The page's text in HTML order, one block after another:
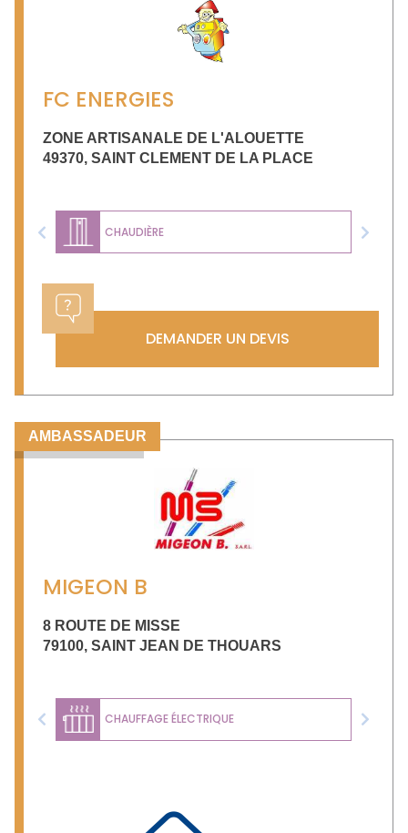
FC ENERGIES
ZONE ARTISANALE DE L'ALOUETTE
49370, SAINT CLEMENT DE LA PLACE
CHAUDIÈRE
Previous Next
DEMANDER UN DEVIS
AMBASSADEUR
MIGEON B
8 ROUTE DE MISSE
79100, SAINT JEAN DE THOUARS
CHAUFFAGE ÉLECTRIQUE
Previous Next